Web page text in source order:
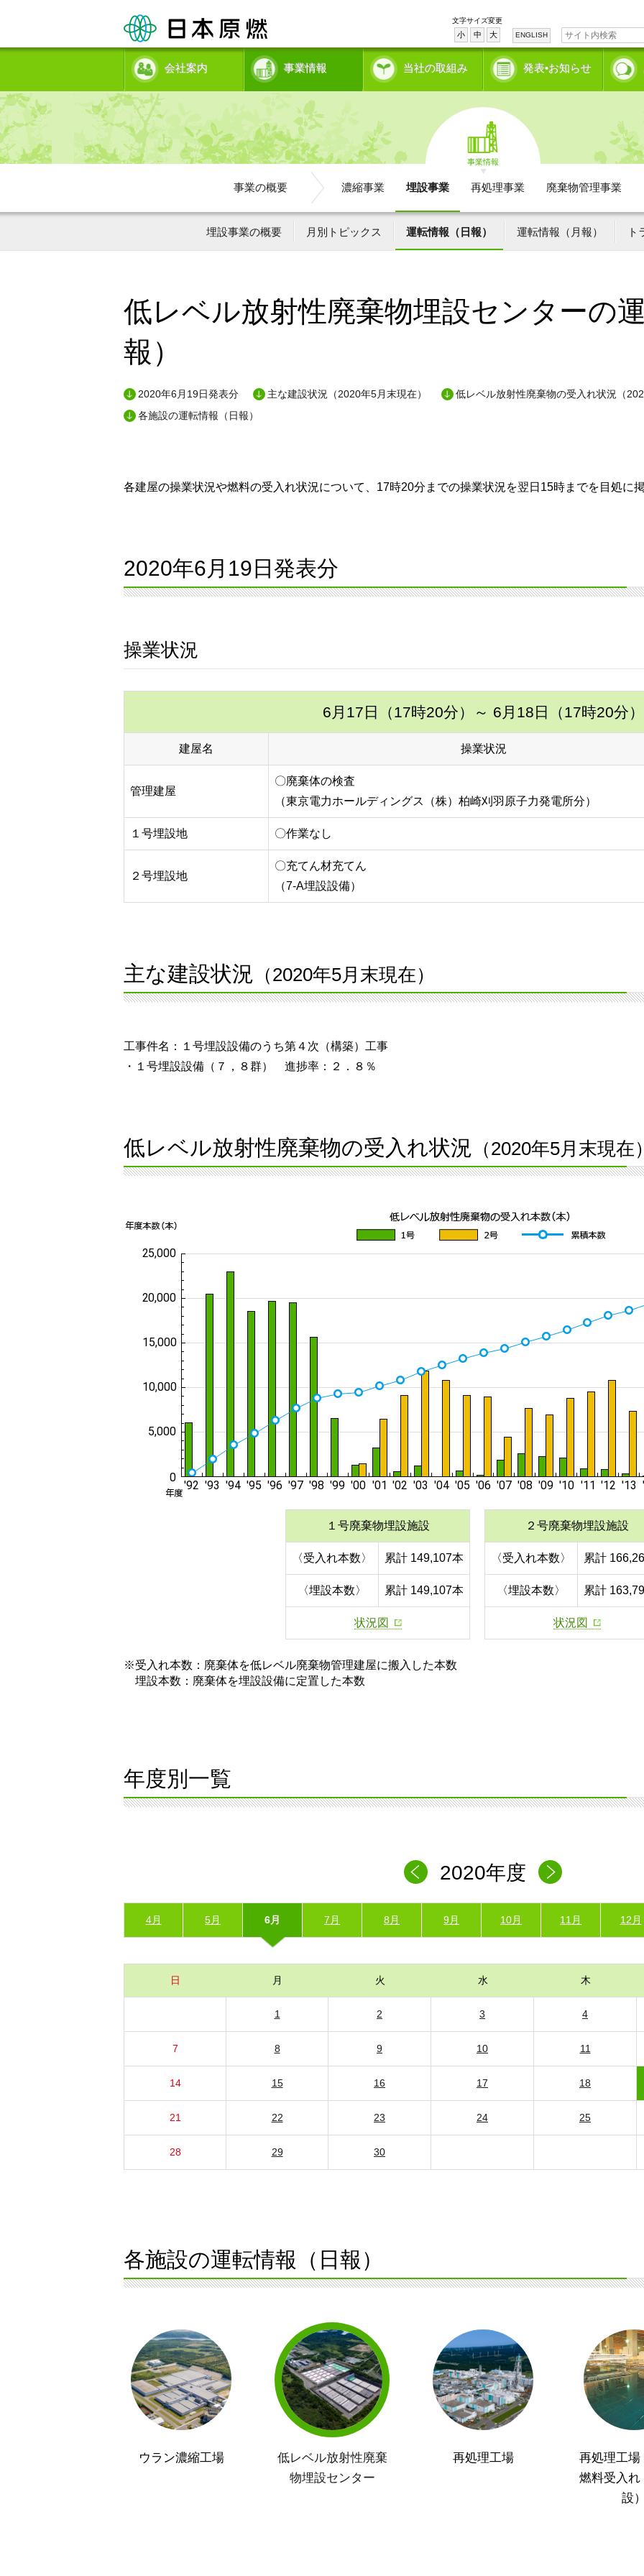
文字サイズ変更
小 中 大 ENGLISH
会社案内 事業情報 当社の取組み 発表•お知らせ
事業情報
事業の概要 濃縮事業 埋設事業 再処理事業 廃棄物管理事業
埋設事業の概要 月別トピックス 運転情報（日報） 運転情報（月報） ト
低レベル放射性廃棄物埋設センターの
報）
2020年6月19日発表分 主な建設状況（2020年5月末現在）
低レベル放射性廃棄物の受入れ状況（
各施設の運転情報（日報）
各建屋の操業状況や燃料の受入れ状況について、17時20分までの操業状況を翌日15時までを目処に
2020年6月19日発表分
操業状況
6月17日（17時20分） ～ 6月18日（17時20分）
建屋名 操業状況
管理建屋
〇廃棄体の検査
（東京電力ホールディングス（株）柏崎刈羽原子力発電所分）
１号埋設地 〇作業なし
２号埋設地
〇充てん材充てん
（7-A埋設設備）
主な建設状況 （2020年5月末現在）
工事件名：１号埋設設備のうち第４次（構築）工事
・１号埋設設備（７，８群） 進捗率：２．８％
低レベル放射性廃棄物の受入れ状況 （2020年5月末現在
１号廃棄物埋設施設
〈受入れ本数〉 累計 149,107本
〈埋設本数〉 累計 149,107本
状況図
２号廃棄物埋設施設
〈受入れ本数〉 累計
〈埋設本数〉 累計
状況図
※受入れ本数：廃棄体を低レベル廃棄物管理建屋に搬入した本数
埋設本数：廃棄体を埋設設備に定置した本数
年度別一覧
2020年度
4月 5月 6月 7月 8月 9月 10月 11月 12月
日 月 火 水 木
1 2 3 4
7 8 9 10 11
14 15 16 17 18
21 22 23 24 25
28 29 30
各施設の運転情報（日報）
ウラン濃縮工場
低レベル放射性廃棄
物埋設センター
再処理工場
再処理工場
燃料受入れ
設